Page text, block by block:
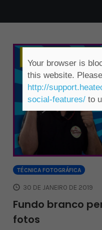
TÉCNICA FOTOGRÁFICA
30 DE JANEIRO DE 2019
Fundo branco
fotos
Your browser is
this website.
http://
social-features/to